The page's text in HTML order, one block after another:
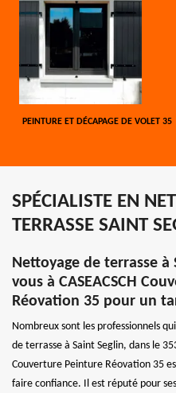
PEINTURE ET DÉCAPAGE DE VOLET 35
SPÉCIALISTE EN
TERRASSE SAINT
Nettoyage de terrasse à
vous à CASEACSCH
Réovation 35 pour un
Nombreux sont les professionnels
de terrasse à Saint Seglin, dans le
Couverture Peinture Réovation 35
faire confiance. Il est réputé pour